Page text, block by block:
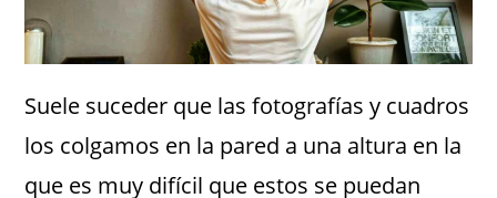
Suele suceder que las fotografías y cuadros
los colgamos en la pared a una altura en la
que es muy difícil que estos se puedan